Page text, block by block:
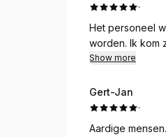
·
Het personeel
worden. Ik kom
Show more
Gert-Jan
·
Aardige mensen.